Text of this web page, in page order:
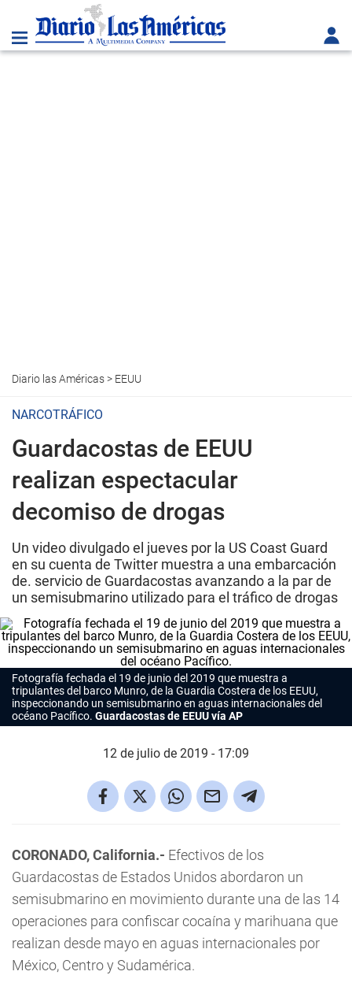
Diario las Américas> EEUU
NARCOTRÁFICO
Guardacostas de EEUU
realizan espectacular
decomiso de drogas
Un video divulgado el jueves por la US Coast Guard
en su cuenta de Twitter muestra a una embarcación
de. servicio de Guardacostas avanzando a la par de
un semisubmarino utilizado para el tráfico de drogas
Fotografía fechada el 19 de junio del 2019 que muestra a
tripulantes del barco Munro, de la Guardia Costera de los EEUU,
inspeccionando un semisubmarino en aguas internacionales del
océano Pacífico. Guardacostas de EEUU vía AP
12 de julio de 2019 - 17:09
CORONADO, California.- Efectivos de los
Guardacostas de Estados Unidos abordaron un
semisubmarino en movimiento durante una de las 14
operaciones para confiscar cocaína y marihuana que
realizan desde mayo en aguas internacionales por
México, Centro y Sudamérica.